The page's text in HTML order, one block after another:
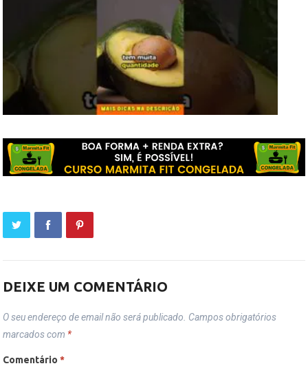
DEIXE UM COMENTÁRIO
O seu endereço de email não será publicado. Campos obrigatórios
marcados com *
Comentário*